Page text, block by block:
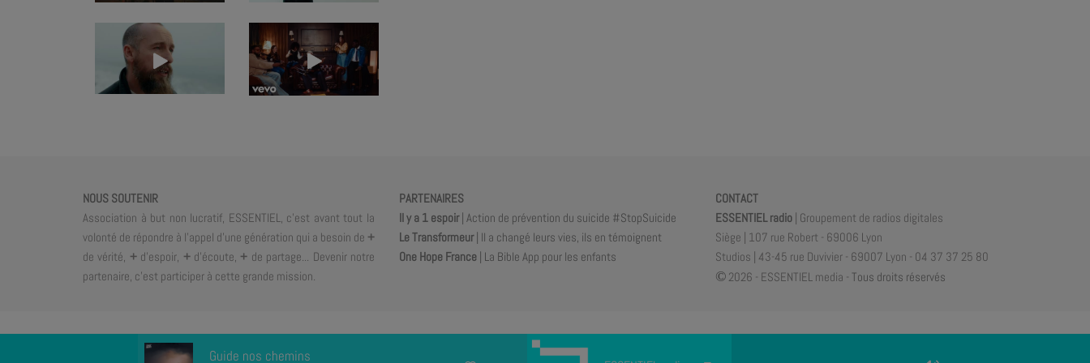
Guide nos chemins
NOUS SOUTENIR
Association à but non lucratif, ESSENTIEL, c'est avant tout la
volonté de répondre à l'appel d'une génération qui a besoin de +
de vérité, +d'espoir, +d'écoute, + de partage... Devenir notre
partenaire, c'est participer à cette grande mission.
PARTENAIRES
Il y a 1 espoir| Action de prévention du suicide #StopSuicide
Le Transformeur| Il a changé leurs vies, ils en témoignent
One Hope France | La Bible App pour les enfants
CONTACT
ESSENTIEL radio | Groupement de radios digitales
Siège | 107 rue Robert - 69006 Lyon
Studios | 43-45 rue Duvivier - 69007 Lyon - 04 37 37 25 80
© 2026 - ESSENTIEL media - Tous droits réservés